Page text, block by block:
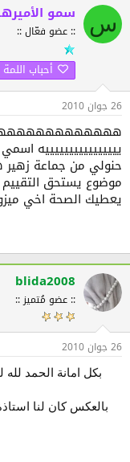
س سمو الأميرهـ
:: عضو فعّال ::
أحباب اللمة
26 جوان 2010
هههههههههههههه
ييييييييييييييييه
حنولي من جماعة
موضوع يستحق التقييم
يعطيك الصحة اخي
blida2008
:: عضو مُتميز ::
26 جوان 2010
بكل امانة الحمد
بالعكس كان لنا